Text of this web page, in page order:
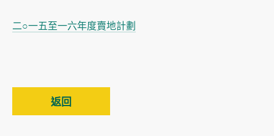
二○一五至一六年度賣地計劃
返回